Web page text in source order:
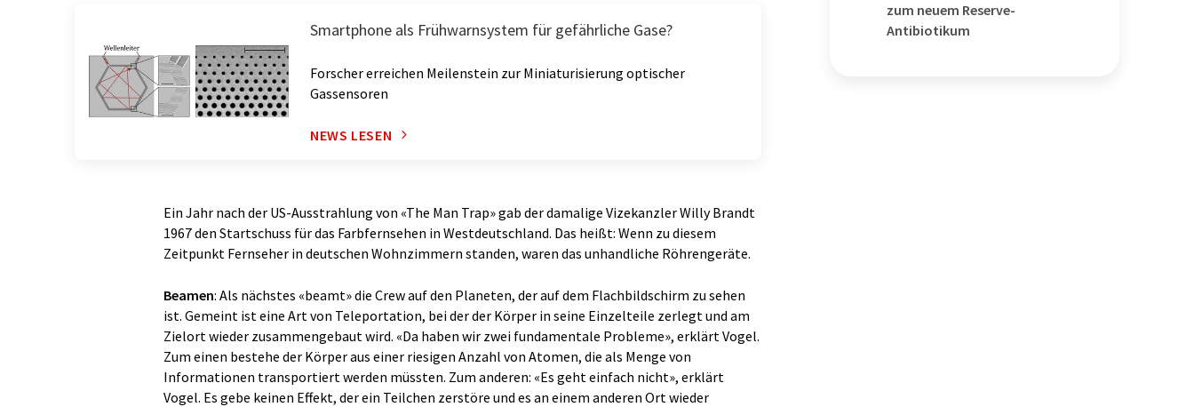
Smartphone als Frühwarnsystem für gefährliche Gase?
Forscher erreichen Meilenstein zur Miniaturisierung optischer
Gassensoren
NEWS LESEN
Ein Jahr nach der US-Ausstrahlung von «The Man Trap» gab der damalige Vizekanzler Willy Brandt
1967 den Startschuss für das Farbfernsehen in Westdeutschland. Das heißt: Wenn zu diesem
Zeitpunkt Fernseher in deutschen Wohnzimmern standen, waren das unhandliche Röhrengeräte.
Beamen: Als nächstes «beamt» die Crew auf den Planeten, der auf dem Flachbildschirm zu sehen
ist. Gemeint ist eine Art von Teleportation, bei der der Körper in seine Einzelteile zerlegt und am
Zielort wieder zusammengebaut wird. «Da haben wir zwei fundamentale Probleme», erklärt Vogel.
Zum einen bestehe der Körper aus einer riesigen Anzahl von Atomen, die als Menge von
Informationen transportiert werden müssten. Zum anderen: «Es geht einfach nicht», erklärt
Vogel. Es gebe keinen Effekt, der ein Teilchen zerstöre und es an einem anderen Ort wieder
zum neuem Reserve-
Antibiotikum